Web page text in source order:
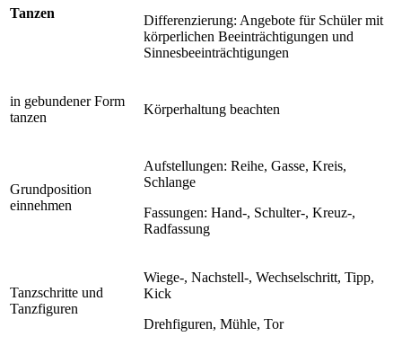
Tanzen
Differenzierung: Angebote für Schüler mit
körperlichen Beeinträchtigungen und
Sinnesbeeinträchtigungen
in gebundener Form
tanzen
Körperhaltung beachten
Grundposition
einnehmen
Aufstellungen: Reihe, Gasse, Kreis,
Schlange
Fassungen: Hand-, Schulter-, Kreuz-,
Radfassung
Tanzschritte und
Tanzfiguren
Wiege-, Nachstell-, Wechselschritt, Tipp,
Kick
Drehfiguren, Mühle, Tor